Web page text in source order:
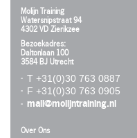
Molijn Training
Watersnipstraat 94
4302 VD Zierikzee
Bezoekadres:
Daltonlaan 100
3584 BJ Utrecht
T +31(0)30 763 0887
F +31(0)30 763 0905
mail@molijntraining.nl
Over Ons